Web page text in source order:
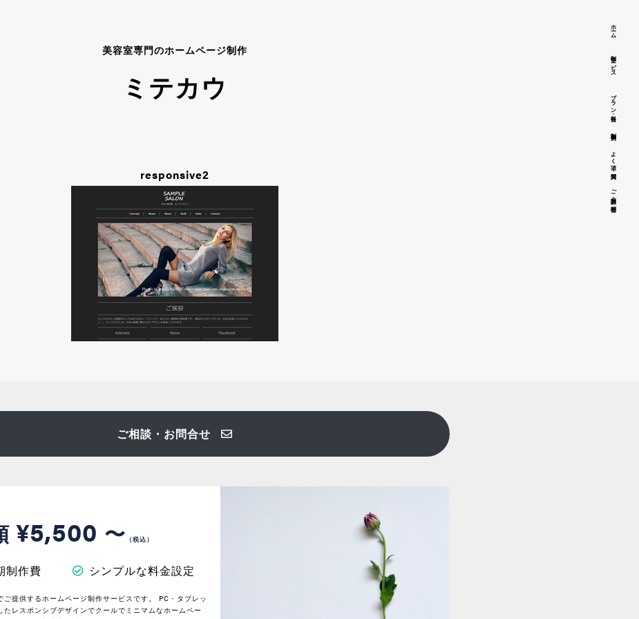
美容室専門のホームページ制作
ミテカウ
responsive2
ご相談・お問合せ
¥5,500 〜 （税込）
制作費 シンプルな料金設定
ご提供するホームページ制作サービスです。 PC・タブレッ
たレスポンシブデザインでクールでミニマムなホームペー
ホーム
制作サービス
プラン・料金
よく頂く質問
ご相談・お問合せ